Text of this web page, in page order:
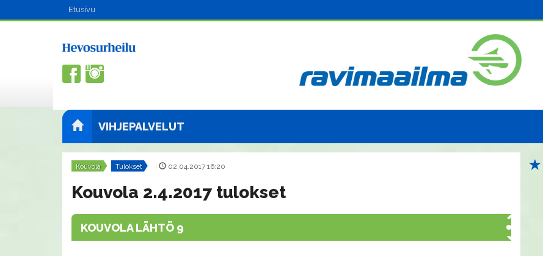
Etusivu
VIHJEPALVELUT
Kouvola Tulokset 02.04.2017 16:20
Kouvola 2.4.2017 tulokset
KOUVOLA LÄHTÖ 9